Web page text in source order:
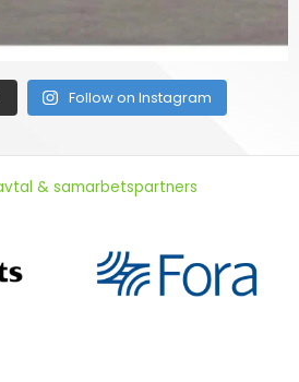
Follow on Instagram
& samarbetspartners